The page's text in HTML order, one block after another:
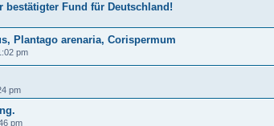
bestätigter Fund für Deutschland!
Plantago arenaria, Corispermum
pm
pm
pm